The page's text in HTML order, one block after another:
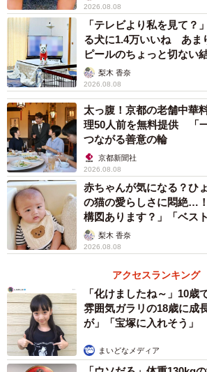
話題になったアクアマリンふくしまの投稿。左の
中将タカノリ（以下「中将」）：「ウ
種」はどのような生態の生き物なので
日比野：大きなグループではウオノエ
らは魚の体表や口腔内に寄生するので
寄生虫といっても、一生を同じ魚に寄
もいますが、ウオノシラミ属は半寄生
くと魚に寄生し、満たされると離れて
送ります。
中将：「サーモン寿司に見える」とい
でおりますが、SNSの反響へのご感想
い。
日比野：率直に、そういう視点がある
2026.08.08
「テレビより私を見て？
る犬に1.4万いいね あま
ピールのちょっと切ない
梨木 香奈
2026.08.08
太っ腹！京都の老舗中華
理50人前を無料提供 「
つながる善意の輪
京都新聞社
2026.08.08
赤ちゃんが気になる？ひ
の猫の愛らしさに悶絶…
構図あります？」「ベス
梨木 香奈
2026.08.08
アクセスランキング
「化けましたね～」10
雰囲気ガラリの18歳に
が」「宝塚に入れそう」
まいどなメディア